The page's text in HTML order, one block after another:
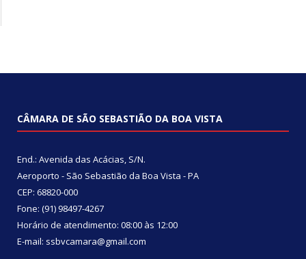
CÂMARA DE SÃO SEBASTIÃO DA BOA VISTA
End.: Avenida das Acácias, S/N.
Aeroporto - São Sebastião da Boa Vista - PA
CEP: 68820-000
Fone: (91) 98497-4267
Horário de atendimento: 08:00 às 12:00
E-mail: ssbvcamara@gmail.com